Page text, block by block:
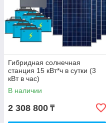
Гибридная солнечная
станция 15 кВт*ч в сутки (3
кВт в час)
В наличии
2 308 800 ₸